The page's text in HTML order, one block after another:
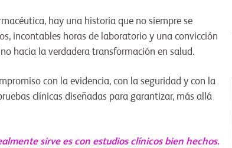
hay una historia que no siempre se
incontables horas de laboratorio y una convicción
hacia la verdadera transformación en salud.
con la evidencia, con la seguridad y con la
clínicas diseñadas para garantizar, más allá
sirve es con estudios clínicos bien hechos.